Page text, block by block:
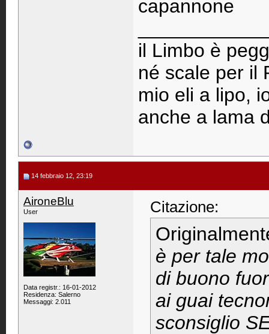
capannone
il Limbo è
né scale per il
mio eli a lipo,
anche a lama
14 febbraio 12, 23:19
AironeBlu
User
Data registr.: 16-01-2012
Residenza: Salerno
Messaggi: 2.011
Citazione:
è per tale
di buono
ai guai
sconsiglio